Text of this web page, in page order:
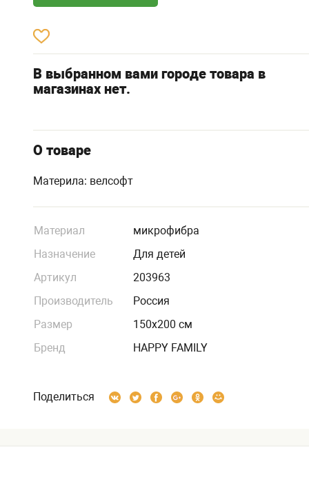
В выбранном вами городе товара в
магазинах нет.
О товаре
Материла: велсофт
Материал
микрофибра
Назначение
Для детей
Артикул
203963
Производитель
Россия
Размер
150х200 см
Бренд
HAPPY FAMILY
Поделиться